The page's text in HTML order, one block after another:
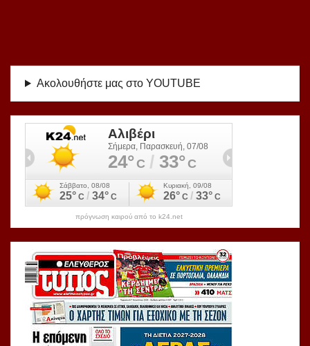
Ακολουθήστε μας στο YOUTUBE
πρόγνωση καιρού από το k24.net